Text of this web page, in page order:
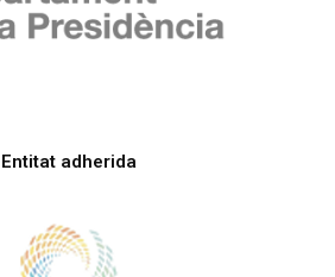
Entitat adherida